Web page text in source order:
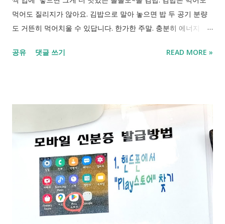
먹어도 질리지가 않아요. 김밥으로 말아 놓으면 밥 두 공기 분량
도 거뜬히 먹어치울 수 있답니다. 한가한 주말. 충분히 에너지 보
공유 댓글 쓰기 READ MORE »